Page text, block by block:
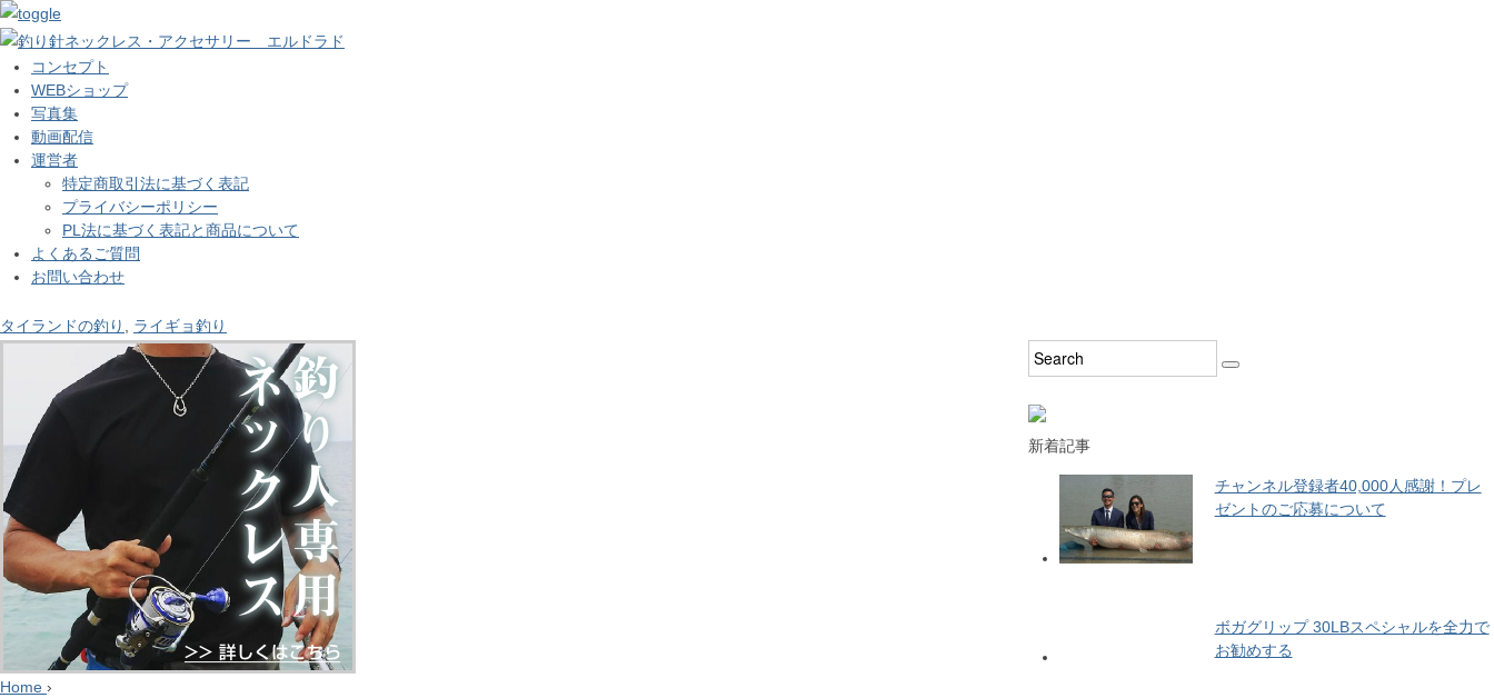
コンセプト
WEBショップ
写真集
動画配信
運営者
特定商取引法に基づく表記
プライバシーポリシー
PL法に基づく表記と商品について
よくあるご質問
お問い合わせ
タイランドの釣り ライギョ釣り
Home ›
新着記事
チャンネル登録者40,000人感謝！プレ
ゼントのご応募について
ボガグリップ 30LBスペシャルを全力で
お勧めする